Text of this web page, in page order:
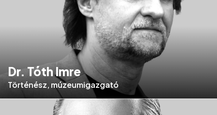
Dr. Tóth Imre
Történész, múzeumigazgató